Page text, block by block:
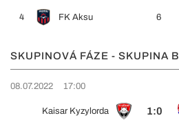
4 FK Aksu 6
SKUPINOVÁ FÁZE - SKUPINA B
08.07.2022 17:00
Kaisar Kyzylorda 1:0